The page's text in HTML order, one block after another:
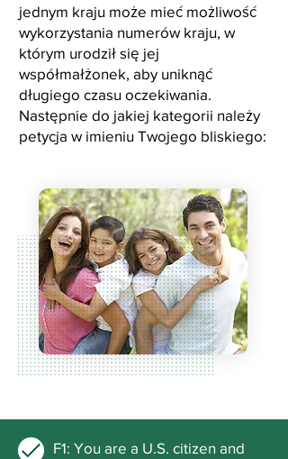
jednym kraju może mieć możliwość
wykorzystania numerów kraju, w
którym urodził się jej
współmałżonek, aby uniknąć
długiego czasu oczekiwania.
Następnie do jakiej kategorii należy
petycja w imieniu Twojego bliskiego:
F1: You are a U.S. citizen and